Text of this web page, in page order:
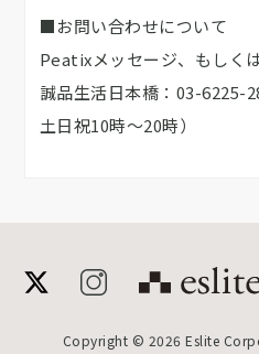
■お問い合わせについて
Peatixメッセージ、もしく
誠品生活日本橋：03-6225-
土日祝10時～20時）
Copyright © 2026 Eslite